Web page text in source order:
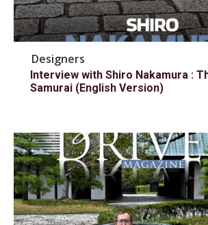
Designers
Interview with Shiro Nakamura :
Samurai (English Version)